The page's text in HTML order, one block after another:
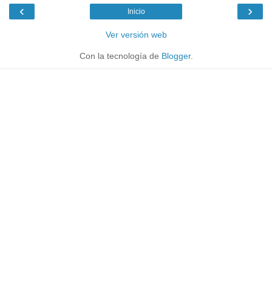
‹ ›
Inicio
Ver versión web
Con la tecnología de Blogger.